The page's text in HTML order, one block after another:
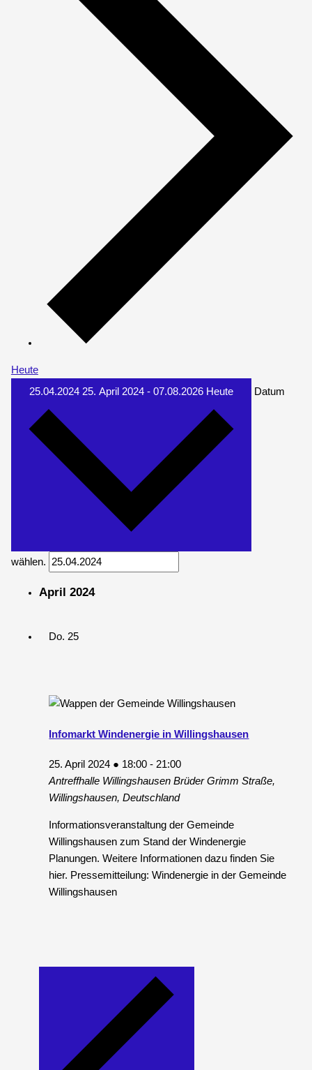
Heute
25.04.2024 25. April 2024 - 07.08.2026 Heute Datum
wählen.
April 2024
Do. 25
Infomarkt Windenergie in Willingshausen
25. April 2024 ● 18:00 -21:00
Antreffhalle WillingshausenBrüder Grimm Straße,
Willingshausen, Deutschland
Informationsveranstaltung der Gemeinde
Willingshausen zum Stand der Windenergie
Planungen. Weitere Informationen dazu finden Sie
hier. Pressemitteilung: Windenergie in der Gemeinde
Willingshausen